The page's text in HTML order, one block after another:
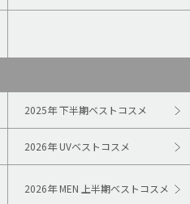
2025年 下半期ベストコスメ
2026年 UVベストコスメ
2026年 MEN 上半期ベストコスメ